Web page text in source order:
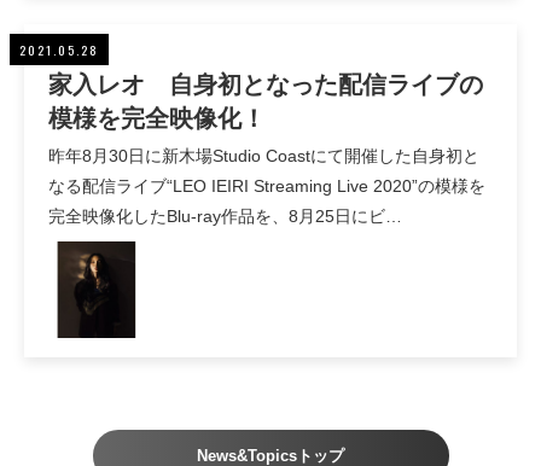
2021.05.28
家入レオ 自身初となった配信ライブの
模様を完全映像化！
昨年8月30日に新木場Studio Coastにて開催した自身初と
なる配信ライブ“LEO IEIRI Streaming Live 2020”の模様を
完全映像化したBlu-ray作品を、8月25日にビ…
News&Topicsトップ